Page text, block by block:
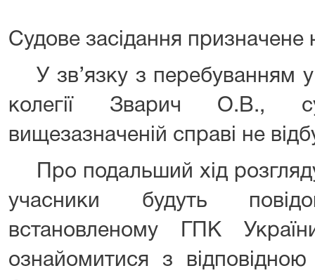
Судове засідання призначене
У зв’язку з перебуванням
колегії Зварич О.В.,
вищезазначеній справі не
Про подальший хід
учасники будуть
встановленому ГПК
ознайомитися з